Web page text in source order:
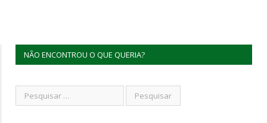
NÃO ENCONTROU O QUE QUERIA?